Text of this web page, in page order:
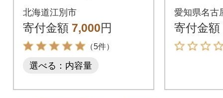
ムブレンド」※中挽
き(100g×2パック)
北海道江別市
寄付金額 7,000円
（5件）
選べる：内容量
4杯
愛知県名古
寄付金額